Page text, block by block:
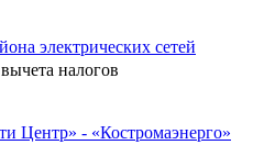
электрических сетей
налогов
Центр» - «Костромаэнерго»